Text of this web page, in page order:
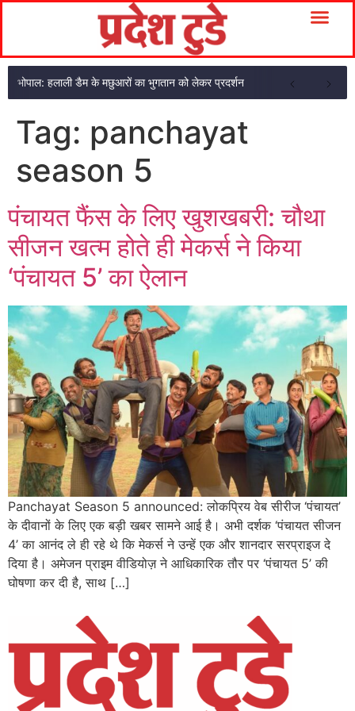
भोपाल: हलाली डैम के मछुआरों का भुगतान को लेकर प्रदर्शन
Tag: panchayat
season 5
पंचायत फैंस के लिए खुशखबरी: चौथा
सीजन खत्म होते ही मेकर्स ने किया
‘पंचायत 5’ का ऐलान
Panchayat Season 5 announced: लोकप्रिय वेब सीरीज ‘पंचायत’
के दीवानों के लिए एक बड़ी खबर सामने आई है। अभी दर्शक ‘पंचायत सीजन
4’ का आनंद ले ही रहे थे कि मेकर्स ने उन्हें एक और शानदार सरप्राइज दे
दिया है। अमेजन प्राइम वीडियोज़ ने आधिकारिक तौर पर ‘पंचायत 5’ की
घोषणा कर दी है, साथ […]